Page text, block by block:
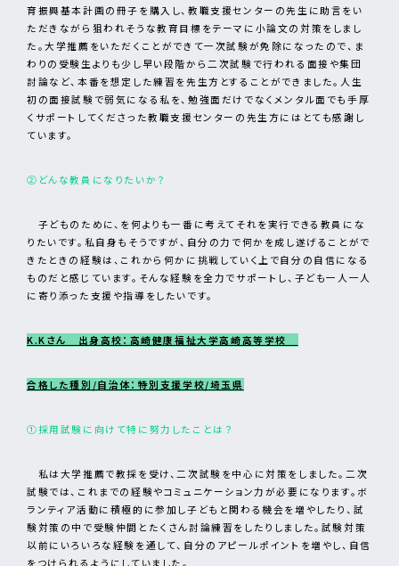
育振興基本計画の冊子を購入し、教職支援センターの先生に助言をい
ただきながら狙われそうな教育目標をテーマに小論文の対策をしまし
た。大学推薦をいただくことができて一次試験が免除になったので、ま
わりの受験生よりも少し早い段階から二次試験で行われる面接や集団
討論など、本番を想定した練習を先生方とすることができました。人生
初の面接試験で弱気になる私を、勉強面だけでなくメンタル面でも手厚
くサポートしてくださった教職支援センターの先生方にはとても感謝し
ています。
②どんな教員になりたいか？
子どものために、を何よりも一番に考えてそれを実行できる教員にな
りたいです。私自身もそうですが、自分の力で何かを成し遂げることがで
きたときの経験は、これから何かに挑戦していく上で自分の自信になる
ものだと感じています。そんな経験を全力でサポートし、子ども一人一人
に寄り添った支援や指導をしたいです。
K.Kさん 出身高校：高崎健康福祉大学高崎高等学校
合格した種別/自治体：特別支援学校/埼玉県
①採用試験に向けて特に努力したことは？
私は大学推薦で教採を受け、二次試験を中心に対策をしました。二次
試験では、これまでの経験やコミュニケーション力が必要になります。ボ
ランティア活動に積極的に参加し子どもと関わる機会を増やしたり、試
験対策の中で受験仲間とたくさん討論練習をしたりしました。試験対策
以前にいろいろな経験を通して、自分のアピールポイントを増やし、自信
をつけられるようにしていました。